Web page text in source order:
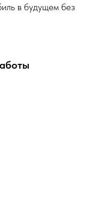
в будущем без